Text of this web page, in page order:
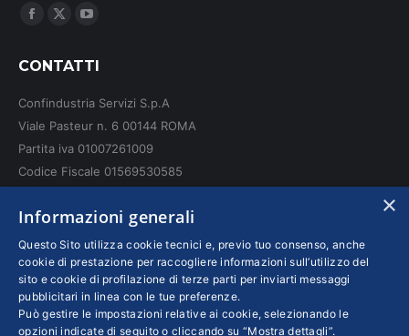
Ci puoi trovare su:
Facebook
opens
new
window
X
opens
window
opens
window
CONTATTI
Confindustria Servizi S.p.A
Viale Pasteur n. 6 00144 ROMA
Partita iva 01007261009
Codice Fiscale 01569530585
INFO LEGALI
Colophon editoriali
Disclaimer
Privacy
×
Informazioni generali
Questo Sito utilizza cookie tecnici e, previo tuo consenso, anche
cookie di prestazione per raccogliere informazioni sull’utilizzo del
sito e cookie di profilazione di terze parti per inviarti messaggi
pubblicitari in linea con le tue preferenze.
Può gestire le impostazioni relative ai cookie, selezionando le
opzioni indicate di seguito o cliccando su “Mostra dettagli”.